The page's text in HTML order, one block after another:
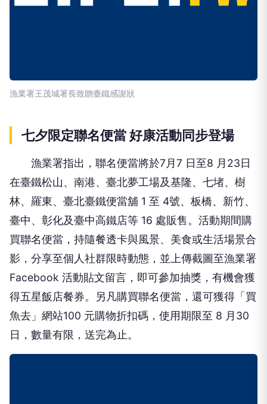
漁業署王茂城署長致贈臺鐵感謝狀
七夕限定聯名便當 好康活動同步登場
漁業署指出，聯名便當將於7月7 日至8 月23日
在臺鐵松山、南港、臺北夢工場及基隆、七堵、樹
林、羅東、臺北臺鐵便當舖 1 至 4號、板橋、新竹、
臺中、彰化及臺中高鐵店等 16 處販售。活動期間購
買聯名便當，持隨餐透卡與風景、美食或生活場景合
影，分享至個人社群限時動態，並上傳截圖至漁業署
Facebook 活動貼文留言，即可參加抽獎，有機會獲
得五星飯店餐券。另凡購買聯名便當，還可獲得「買
魚去」網站100 元購物折扣碼，使用期限至 8 月30
日，數量有限，送完為止。